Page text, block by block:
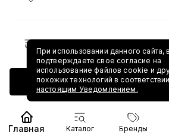
Добавить в
Доставка и возврат
При использовании данного сайта,
подтверждаете свое согласие на
использование файлов cookie и
похожих технологий в соответствии
настоящим Уведомлением.
Главная Каталог Бренды